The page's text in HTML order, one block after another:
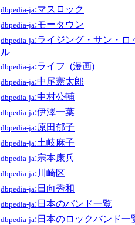
dbpedia-ja:マスロック
dbpedia-ja:モータウン
dbpedia-ja:ライジング・サン・ロ
ル
dbpedia-ja:ライフ_(漫画)
dbpedia-ja:中尾憲太郎
dbpedia-ja:中村公輔
dbpedia-ja:伊澤一葉
dbpedia-ja:原田郁子
dbpedia-ja:土岐麻子
dbpedia-ja:宗本康兵
dbpedia-ja:川崎区
dbpedia-ja:日向秀和
dbpedia-ja:日本のバンド一覧
dbpedia-ja:日本のロックバンド一